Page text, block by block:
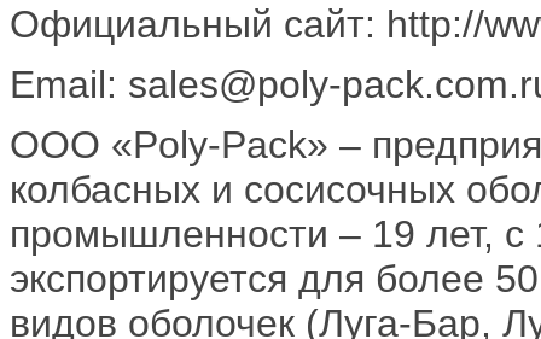
Официальный сайт: http://
Email: sales@poly-
ООО «Poly-Pack» ‒
колбасных и сосисочных
промышленности ‒ 19 лет, с
экспортируется для более
видов оболочек (Луга-Бар,